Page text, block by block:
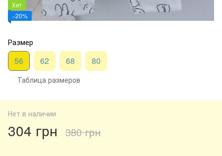
Хит
−20%
Размер
56 62 68 80
Таблица размеров
Нет в наличии
304 грн 380 грн